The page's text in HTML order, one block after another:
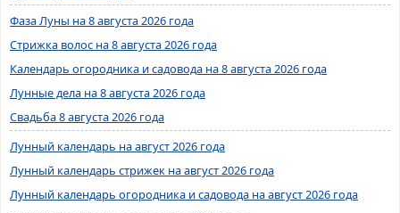
Фаза Луны на 8 августа 2026 года
Стрижка волос на 8 августа 2026 года
Календарь огородника и садовода на 8 августа 2026 года
Лунные дела на 8 августа 2026 года
Свадьба 8 августа 2026 года
Лунный календарь на август 2026 года
Лунный календарь стрижек на август 2026 года
Лунный календарь огородника и садовода на август 2026 года